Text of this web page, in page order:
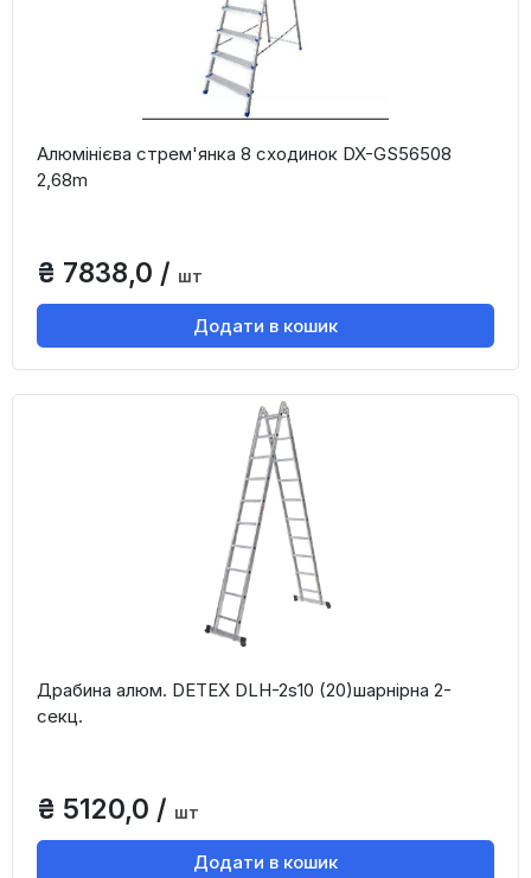
Алюмінієва стрем'янка 8 сходинок DX-GS56508
2,68m
₴ 7838,0 / шт
Додати в кошик
Драбина алюм. DETEX DLH-2s10 (20)шарнірна 2-
секц.
₴ 5120,0 / шт
Додати в кошик